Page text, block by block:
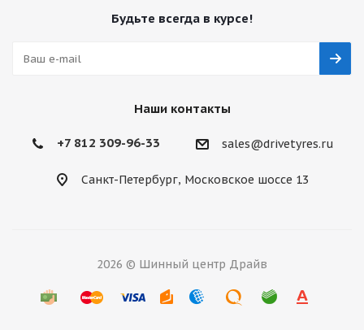
Будьте всегда в курсе!
Наши контакты
+7 812 309-96-33 sales@drivetyres.ru
Санкт-Петербург, Московское шоссе 13
2026 © Шинный центр Драйв